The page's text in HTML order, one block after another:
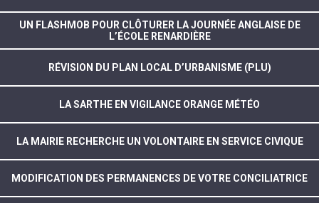
UN FLASHMOB POUR CLÔTURER LA JOURNÉE ANGLAISE DE
L’ÉCOLE RENARDIÈRE
RÉVISION DU PLAN LOCAL D’URBANISME (PLU)
LA SARTHE EN VIGILANCE ORANGE MÉTÉO
LA MAIRIE RECHERCHE UN VOLONTAIRE EN SERVICE CIVIQUE
MODIFICATION DES PERMANENCES DE VOTRE CONCILIATRICE